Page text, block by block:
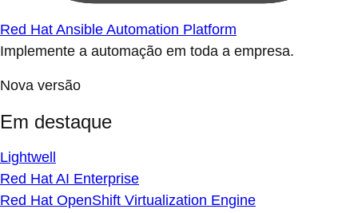
Red Hat Ansible Automation Platform
Implemente a automação em toda a empresa.
Nova versão
Em destaque
Lightwell
Red Hat AI Enterprise
Red Hat OpenShift Virtualization Engine